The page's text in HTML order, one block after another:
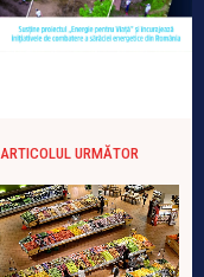
ARTICOLUL URMĂTOR